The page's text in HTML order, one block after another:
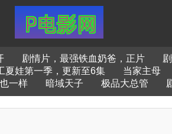
剧情片，最强铁血奶爸，正片
夏娃第一季，更新至6集 当家主母
一样 暗域天子 极品大总管